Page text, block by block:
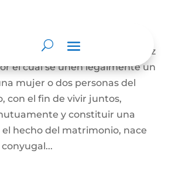
Civil
solemne celebrado ante juez
el cual se unen legalmente un
mujer o dos personas del
con el fin de vivir juntos,
y constituir una
hecho del matrimonio, nace